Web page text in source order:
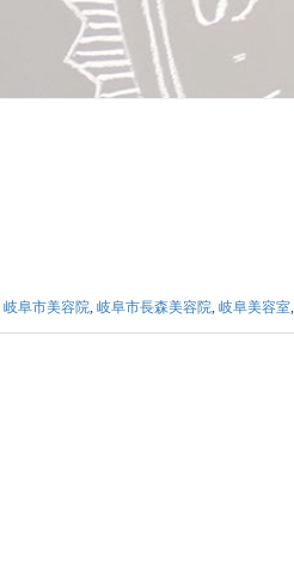
岐阜市美容院, 岐阜市長森美容院, 岐阜美容室,